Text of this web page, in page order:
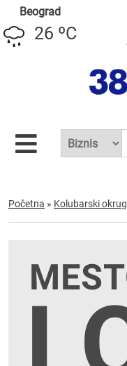
Beograd
26 ºC
Početna » Kolubarski okrug